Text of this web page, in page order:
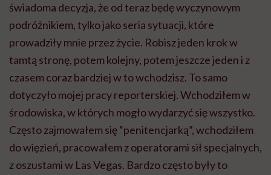
świadoma decyzja, że od teraz będę wyczynowym
podróżnikiem, tylko jako seria sytuacji, które
prowadziły mnie przez życie. Robisz jeden krok w
tamtą stronę, potem kolejny, potem jeszcze jeden i z
czasem coraz bardziej w to wchodzisz. To samo
dotyczyło mojej pracy reporterskiej. Wchodziłem w
środowiska, w których mogło wydarzyć się wszystko.
Często zajmowałem się “penitencjarką”, wchodziłem
do więzień, pracowałem z operatorami sił specjalnych,
z oszustami w Las Vegas. Bardzo często były to